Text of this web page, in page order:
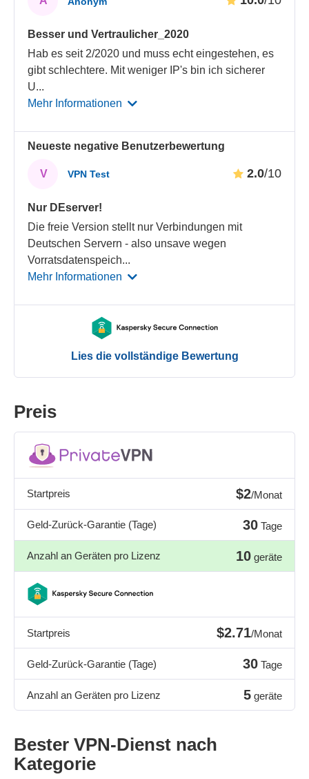
Besser und Vertraulicher_2020
Hab es seit 2/2020 und muss echt eingestehen, es
gibt schlechtere. Mit weniger IP's bin ich sicherer
U...
Mehr Informationen
Neueste negative Benutzerbewertung
V VPN Test 2.0/10
Nur DEserver!
Die freie Version stellt nur Verbindungen mit
Deutschen Servern - also unsave wegen
Vorratsdatenspeich...
Mehr Informationen
Lies die vollständige Bewertung
Preis
Startpreis $2/Monat
Geld-Zurück-Garantie (Tage) 30 Tage
Anzahl an Geräten pro Lizenz 10 geräte
Startpreis $2.71/Monat
Geld-Zurück-Garantie (Tage) 30 Tage
Anzahl an Geräten pro Lizenz 5 geräte
Bester VPN-Dienst nach
Kategorie